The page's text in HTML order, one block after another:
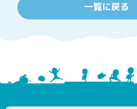
一覧に戻る